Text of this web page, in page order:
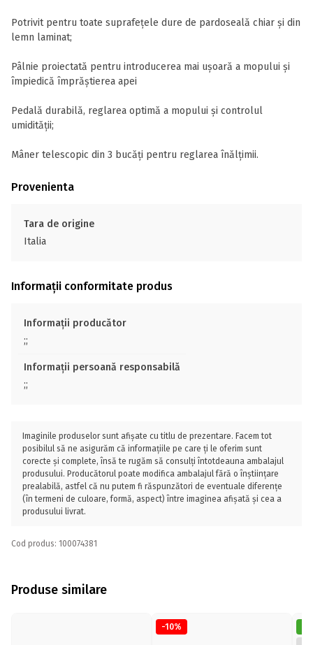
Potrivit pentru toate suprafețele dure de pardoseală chiar și din
lemn laminat;
Pâlnie proiectată pentru introducerea mai ușoară a mopului și
împiedică împrăștierea apei
Pedală durabilă, reglarea optimă a mopului și controlul
umidității;
Mâner telescopic din 3 bucăți pentru reglarea înălțimii.
Provenienta
Tara de origine
Italia
Informații conformitate produs
Informații producător
;;
Informații persoană responsabilă
;;
Imaginile produselor sunt afișate cu titlu de prezentare. Facem tot
posibilul să ne asigurăm că informațiile pe care ți le oferim sunt
corecte și complete, însă te rugăm să consulți întotdeauna ambalajul
produsului. Producătorul poate modifica ambalajul fără o înștiințare
prealabilă, astfel că nu putem fi răspunzători de eventuale diferențe
(în termeni de culoare, formă, aspect) între imaginea afișată și cea a
produsului livrat.
Cod produs: 100074381
Produse similare
-10%